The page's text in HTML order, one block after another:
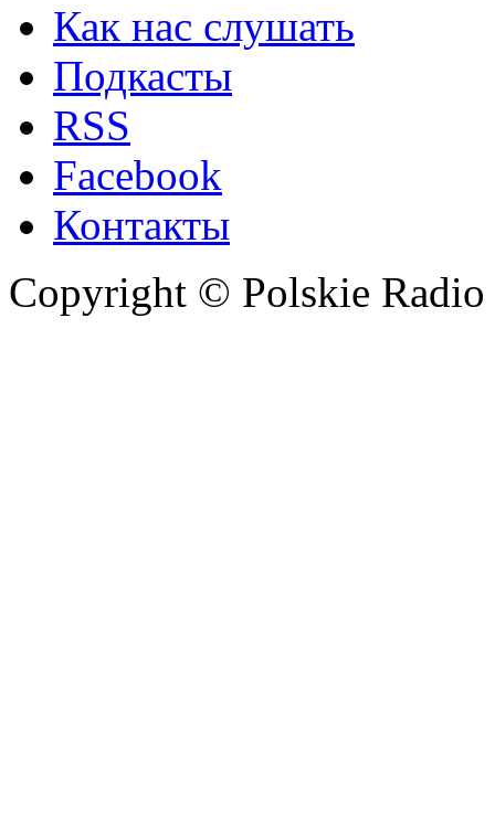
Как нас слушать
Подкасты
RSS
Facebook
Контакты
Copyright © Polskie